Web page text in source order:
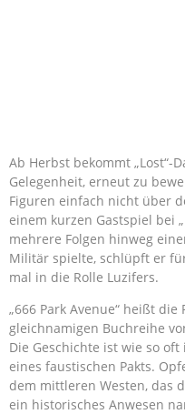
Ab Herbst bekommt „Lost“-
Gelegenheit, erneut zu
Figuren einfach nicht über
einem kurzen Gastspiel bei
mehrere Folgen hinweg
Militär spielte, schlüpft er
mal in die Rolle Luzifers.
„666 Park Avenue“ heißt
gleichnamigen Buchreihe
Die Geschichte ist wie so
eines faustischen Pakts.
dem mittleren Westen, das
ein historisches Anwesen